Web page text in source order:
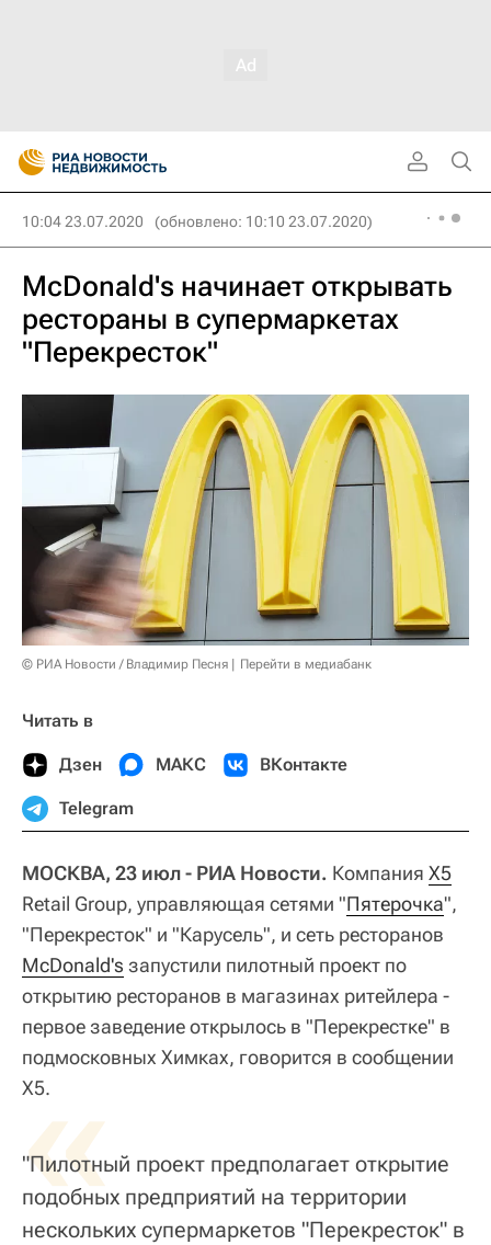
10:04 23.07.2020 (обновлено: 10:10 23.07.2020)
McDonald's начинает открывать
рестораны в супермаркетах
"Перекресток"
© РИА Новости / Владимир Песня Перейти в медиабанк
Читать в
Дзен МАКС ВКонтакте
Telegram
МОСКВА, 23 июл - РИА Новости. Компания X5
Retail Group, управляющая сетями "Пятерочка",
"Перекресток" и "Карусель", и сеть ресторанов
McDonald's запустили пилотный проект по
открытию ресторанов в магазинах ритейлера -
первое заведение открылось в "Перекрестке" в
подмосковных Химках, говорится в сообщении
X5.
«
"Пилотный проект предполагает открытие
подобных предприятий на территории
нескольких супермаркетов "Перекресток" в